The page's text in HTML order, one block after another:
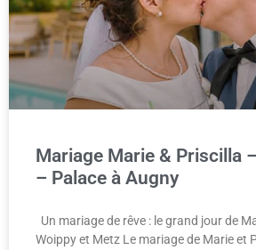
Mariage Marie & Priscilla
– Palace à Augny
Un mariage de rêve : le grand jour de
Woippy et Metz Le mariage de Marie et